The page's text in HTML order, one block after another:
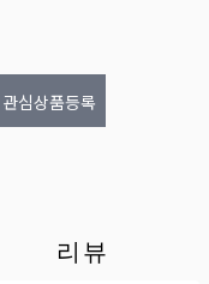
관심상품등록
리뷰